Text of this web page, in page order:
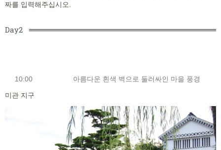
짜를 입력해주십시오.
Day2
10:00 아름다운 흰색 벽으로 둘러싸인 마을 풍경
미관 지구